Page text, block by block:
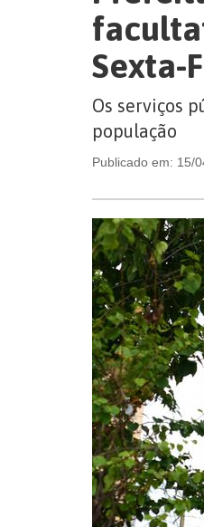
Sexta-
Os serviços
população
Publicado em: 15/